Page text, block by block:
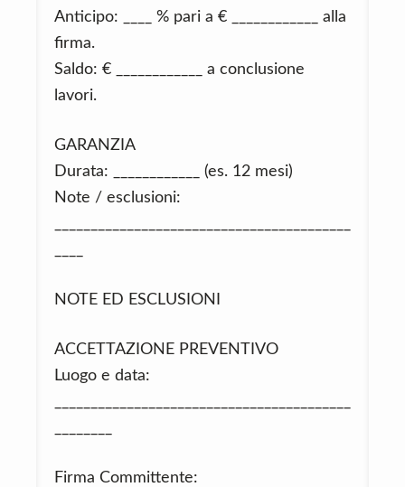
Anticipo: ____ % pari a € ____________ alla
firma.
Saldo: € ____________ a conclusione
lavori.
GARANZIA
Durata: ____________ (es. 12 mesi)
Note / esclusioni:
NOTE ED ESCLUSIONI
ACCETTAZIONE PREVENTIVO
Luogo e data:
Firma Committente: